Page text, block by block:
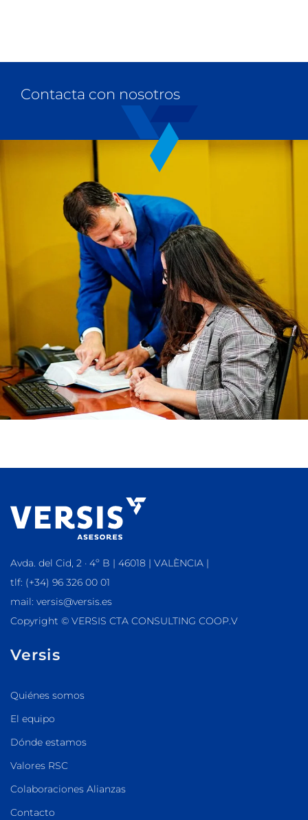
Contacta con nosotros
Avda. del Cid, 2 · 4º B | 46018 | VALÈNCIA |
tlf: (+34) 96 326 00 01
mail: versis@versis.es
Copyright © VERSIS CTA CONSULTING COOP.V
Versis
Quiénes somos
El equipo
Dónde estamos
Valores RSC
Colaboraciones Alianzas
Contacto